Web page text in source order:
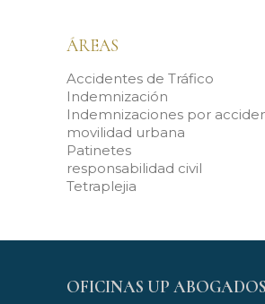
ÁREAS
Accidentes de Tráfico
Indemnización
Indemnizaciones por
movilidad urbana
Patinetes
responsabilidad civil
Tetraplejia
OFICINAS UP ABOGADOS